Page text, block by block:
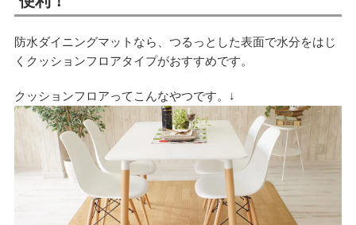
防水ダイニングマットなら、つるっとした表面で水分をはじ
くクッションフロアタイプがおすすめです。
クッションフロアってこんなやつです。↓